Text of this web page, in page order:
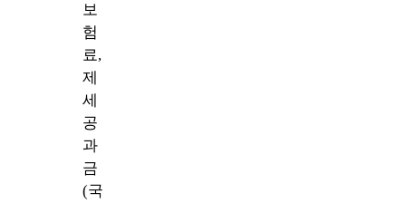
보
험
료,
제
세
공
과
금
(국